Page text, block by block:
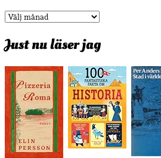
Arkiv
Just nu läser jag